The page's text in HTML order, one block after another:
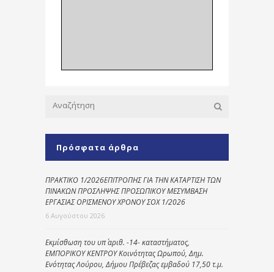
Πρόσφατα άρθρα
ΠΡΑΚΤΙΚΟ 1/2026ΕΠΙΤΡΟΠΗΣ ΓΙΑ ΤΗΝ ΚΑΤΑΡΤΙΣΗ ΤΩΝ
ΠΙΝΑΚΩΝ ΠΡΟΣΛΗΨΗΣ ΠΡΟΣΩΠΙΚΟΥ ΜΕΣΥΜΒΑΣΗ
ΕΡΓΑΣΙΑΣ ΟΡΙΣΜΕΝΟΥ ΧΡΟΝΟΥ ΣΟΧ 1/2026
6 Αυγούστου 2026
Εκμίσθωση του υπ΄ αριθ. -14- καταστήματος,
ΕΜΠΟΡΙΚΟΥ ΚΕΝΤΡΟΥ Κοινότητας Ωρωπού, Δημ.
Ενότητας Λούρου, Δήμου Πρέβεζας εμβαδού 17,50 τ.μ.